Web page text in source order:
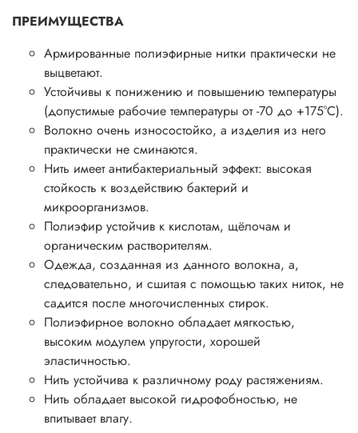
ПРЕИМУЩЕСТВА
Армированные полиэфирные нитки практически не
выцветают.
Устойчивы к понижению и повышению температуры
(допустимые рабочие температуры от -70 до +175°С).
Волокно очень износостойко, а изделия из него
практически не сминаются.
Нить имеет антибактериальный эффект: высокая
стойкость к воздействию бактерий и
микроорганизмов.
Полиэфир устойчив к кислотам, щёлочам и
органическим растворителям.
Одежда, созданная из данного волокна, а,
следовательно, и сшитая с помощью таких ниток, не
садится после многочисленных стирок.
Полиэфирное волокно обладает мягкостью,
высоким модулем упругости, хорошей
эластичностью.
Нить устойчива к различному роду растяжениям.
Нить обладает высокой гидрофобностью, не
впитывает влагу.